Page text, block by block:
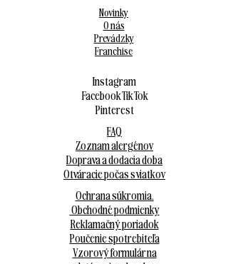
Novinky
O nás
Prevádzky
Franchise
Instagram
FacebookTik Tok
Pinterest
FAQ
Zoznam alergénov
Doprava a dodacia doba
Otváracie počas sviatkov
Ochrana súkromia.
Obchodné podmienky
Reklamačný poriadok
Poučenie spotrebiteľa
Vzorový formulár na